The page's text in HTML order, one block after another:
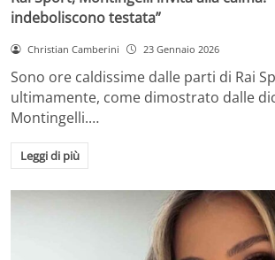
indeboliscono testata”
Christian Camberini 23 Gennaio 2026
Sono ore caldissime dalle parti di Rai
ultimamente, come dimostrato dalle
Montingelli.…
Leggi di più